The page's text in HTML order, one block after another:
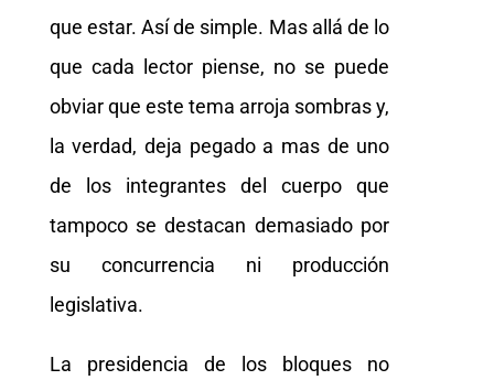
que estar. Así de simple. Mas allá de lo
que cada lector piense, no se puede
obviar que este tema arroja sombras y,
la verdad, deja pegado a mas de uno
de los integrantes del cuerpo que
tampoco se destacan demasiado por
su concurrencia ni producción
legislativa.
La presidencia de los bloques no